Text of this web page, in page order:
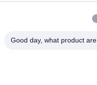
Good day, what product